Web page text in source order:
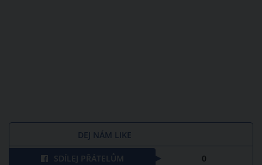
DEJ NÁM LIKE
SDÍLEJ PŘÁTELŮM 0